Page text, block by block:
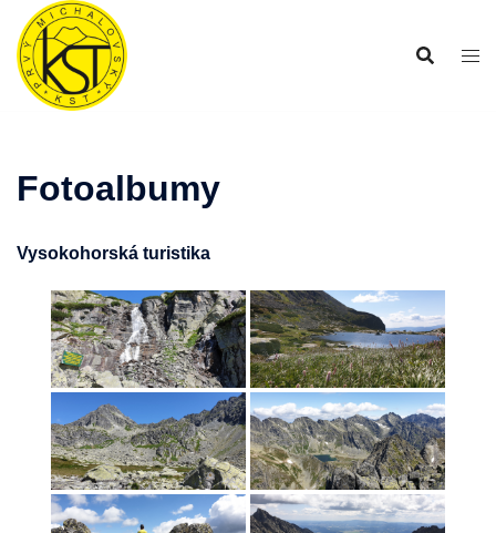
Preskočiť
obsah
Fotoalbumy
Vysokohorská turistika